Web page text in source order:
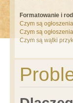
Formatowanie i
Czym są
Czym są
Czym są wątki